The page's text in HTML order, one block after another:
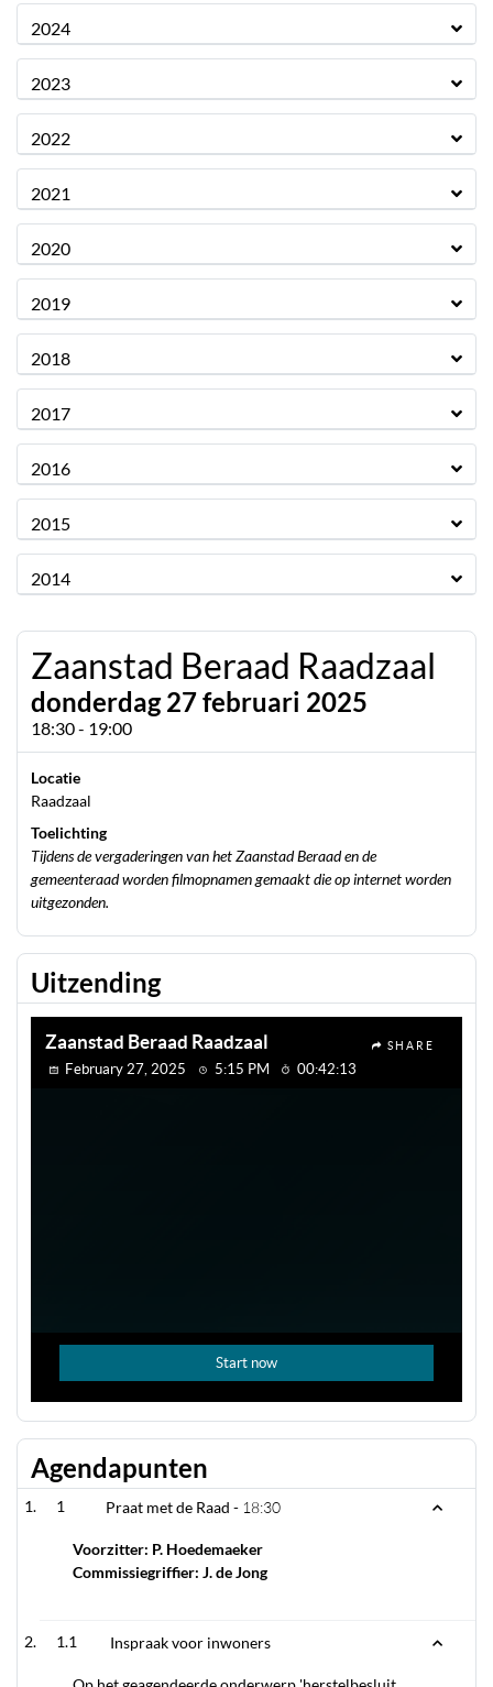
2024
2023
2022
2021
2020
2019
2018
2017
2016
2015
2014
Zaanstad Beraad Raadzaal
donderdag 27 februari 2025
18:30 - 19:00
Locatie
Raadzaal
Toelichting
Tijdens de vergaderingen van het Zaanstad Beraad en de
gemeenteraad worden filmopnamen gemaakt die op internet worden
uitgezonden.
Uitzending
Agendapunten
1 Praat met de Raad - 18:30
Voorzitter: P. Hoedemaeker
Commissiegriffier: J. de Jong
1.1 Inspraak voor inwoners